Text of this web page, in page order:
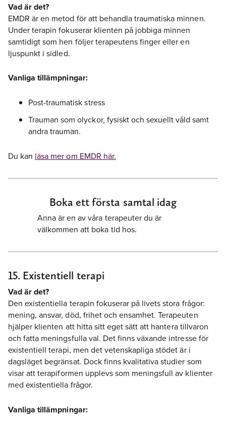
Vad är det?
EMDR är en metod för att behandla traumatiska minnen.
Under terapin fokuserar klienten på jobbiga minnen
samtidigt som hen följer terapeutens finger eller en
ljuspunkt i sidled.
Vanliga tillämpningar:
Post-traumatisk stress
Trauman som olyckor, fysiskt och sexuellt våld samt
andra trauman.
Du kan läsa mer om EMDR här.
Boka ett första samtal idag
Anna är en av våra terapeuter du är
välkommen att boka tid hos.
15. Existentiell terapi
Vad är det?
Den existentiella terapin fokuserar på livets stora frågor:
mening, ansvar, död, frihet och ensamhet. Terapeuten
hjälper klienten att hitta sitt eget sätt att hantera tillvaron
och fatta meningsfulla val. Det finns växande intresse för
existentiell terapi, men det vetenskapliga stödet är i
dagsläget begränsat. Dock finns kvalitativa studier som
visar att terapiformen upplevs som meningsfull av klienter
med existentiella frågor.
Vanliga tillämpningar: